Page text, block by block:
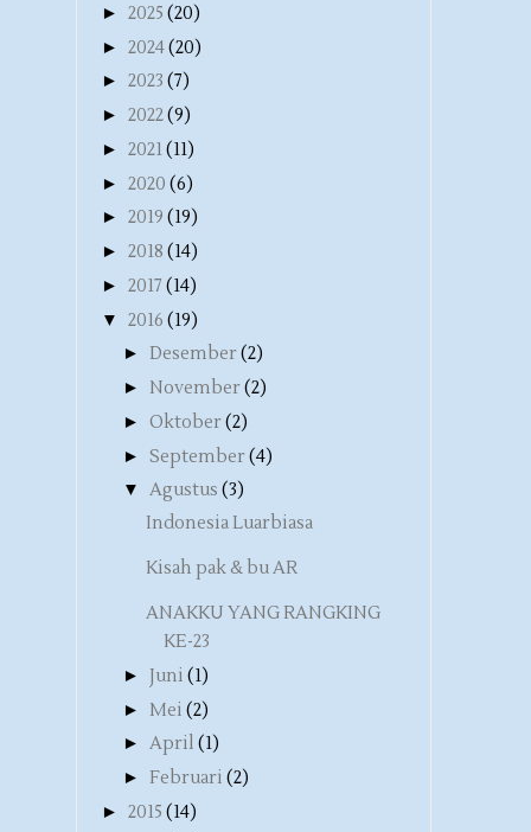
► 2025 (20)
► 2024(20)
► 2023 (7)
► 2022(9)
► 2021(11)
► 2020 (6)
► 2019 (19)
► 2018 (14)
► 2017 (14)
▼ 2016 (19)
► Desember(2)
► November(2)
► Oktober(2)
► September(4)
▼ Agustus (3)
Indonesia Luarbiasa
Kisah pak & bu AR
ANAKKU YANG RANGKING
KE-23
► Juni (1)
► Mei (2)
► April (1)
► Februari (2)
► 2015 (14)